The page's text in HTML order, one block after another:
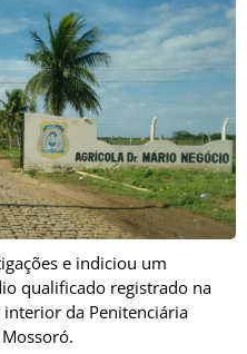
e indiciou um
qualificado registrado na
interior da Penitenciária
Mossoró.